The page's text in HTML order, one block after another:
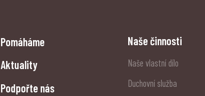
Pomáháme
Aktuality
Podpořte nás
Naše činnosti
Naše vlastní dílo
Duchovní služba